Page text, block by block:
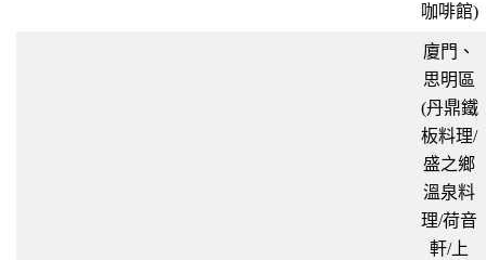
咖啡館)
廈門、
思明區
(丹鼎鐵
板料理/
盛之鄉
溫泉料
理/荷音
軒/上